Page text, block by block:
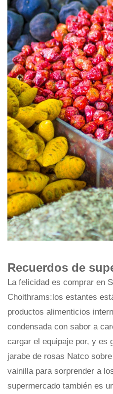
Recuerdos de
La felicidad es comprar en
Choithrams:los estantes
productos alimenticios
condensada con sabor a
cargar el equipaje por, y es
jarabe de rosas Natco
vainilla para sorprender a
supermercado también es